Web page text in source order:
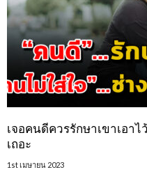
เจอคนดีควรรักษาเขาเอา
เถอะ
1st เมษายน 2023